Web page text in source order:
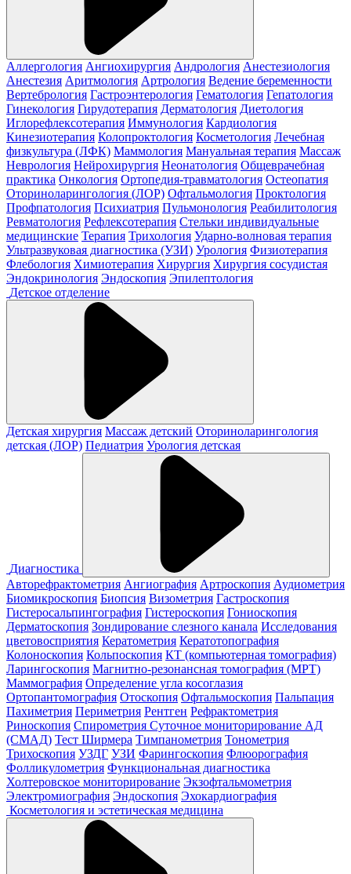
Аллергология Ангиохирургия Андрология Анестезиология
Анестезия Аритмология Артрология Ведение беременности
Вертебрология Гастроэнтерология Гематология Гепатология
Гинекология Гирудотерапия Дерматология Диетология
Иглорефлексотерапия Иммунология Кардиология
Кинезиотерапия Колопроктология Косметология Лечебная
физкультура (ЛФК) Маммология Мануальная терапия Массаж
Неврология Нейрохирургия Неонатология Общеврачебная
практика Онкология Ортопедия-травматология Остеопатия
Оториноларингология (ЛОР) Офтальмология Проктология
Профпатология Психиатрия Пульмонология Реабилитология
Ревматология Рефлексотерапия Стельки индивидуальные
медицинские Терапия Трихология Ударно-волновая терапия
Ультразвуковая диагностика (УЗИ) Урология Физиотерапия
Флебология Химиотерапия Хирургия Хирургия сосудистая
Эндокринология Эндоскопия Эпилептология
Детское отделение
Детская хирургия Массаж детский Оториноларингология
детская (ЛОР) Педиатрия Урология детская
Диагностика
Авторефрактометрия Ангиография Артроскопия Аудиометрия
Биомикроскопия Биопсия Визометрия Гастроскопия
Гистеросальпингография Гистероскопия Гониоскопия
Дерматоскопия Зондирование слезного канала Исследования
цветовосприятия Кератометрия Кератотопография
Колоноскопия Кольпоскопия КТ (компьютерная томография)
Ларингоскопия Магнитно-резонансная томография (МРТ)
Маммография Определение угла косоглазия
Ортопантомография Отоскопия Офтальмоскопия Пальпация
Пахиметрия Периметрия Рентген Рефрактометрия
Риноскопия Спирометрия Суточное мониторирование АД
(СМАД) Тест Ширмера Тимпанометрия Тонометрия
Трихоскопия УЗДГ УЗИ Фарингоскопия Флюорография
Фолликулометрия Функциональная диагностика
Холтеровское мониторирование Экзофтальмометрия
Электромиография Эндоскопия Эхокардиография
Косметология и эстетическая медицина